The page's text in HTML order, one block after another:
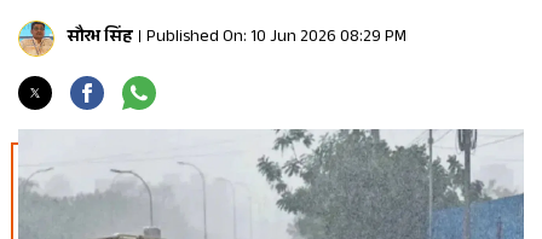
सौरभ सिंह Published On: 10 Jun 2026 08:29 PM